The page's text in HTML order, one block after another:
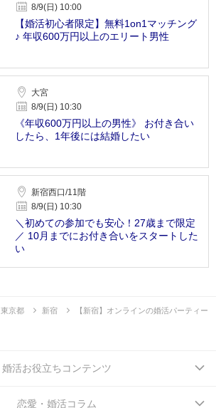
8/9(日) 10:00
【婚活初心者限定】無料1on1マッチング
♪ 年収600万円以上のエリート男性
大宮
8/9(日) 10:30
《年収600万円以上の男性》 お付き合い
したら、1年後には結婚したい
新宿西口/11階
8/9(日) 10:30
＼初めての参加でも安心！27歳まで限定
／ 10月までにお付き合いをスタートした
い
東京都 新宿 【新宿】オンラインの婚活パーティー
婚活お役立ちコンテンツ
恋愛・婚活コラム